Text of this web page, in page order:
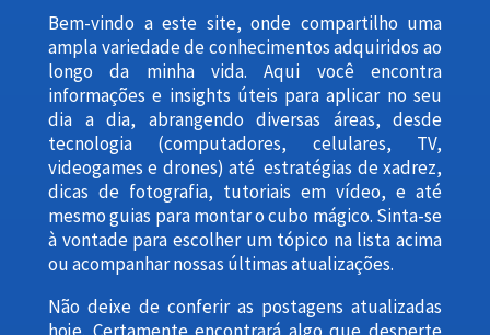
Bem-vindo a este site, onde compartilho uma
ampla variedade de conhecimentos adquiridos ao
longo da minha vida. Aqui você encontra
informações e insights úteis para aplicar no seu
dia a dia, abrangendo diversas áreas, desde
tecnologia (computadores, celulares, TV,
videogames e drones) até estratégias de xadrez,
dicas de fotografia, tutoriais em vídeo, e até
mesmo guias para montar o cubo mágico. Sinta-se
à vontade para escolher um tópico na lista acima
ou acompanhar nossas últimas atualizações.
Não deixe de conferir as postagens atualizadas